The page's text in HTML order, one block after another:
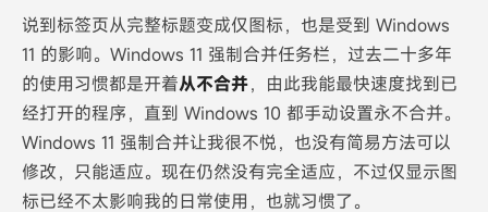
说到标签页从完整标题变成仅图标，也是受到 Windows
11 的影响。Windows 11 强制合并任务栏，过去二十多年
的使用习惯都是开着从不合并，由此我能最快速度找到已
经打开的程序，直到 Windows 10 都手动设置永不合并。
Windows 11 强制合并让我很不悦，也没有简易方法可以
修改，只能适应。现在仍然没有完全适应，不过仅显示图
标已经不太影响我的日常使用，也就习惯了。